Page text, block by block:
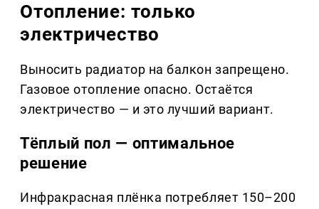
Отопление: только
электричество
Выносить радиатор на балкон запрещено.
Газовое отопление опасно. Остаётся
электричество — и это лучший вариант.
Тёплый пол — оптимальное
решение
Инфракрасная плёнка потребляет 150–200